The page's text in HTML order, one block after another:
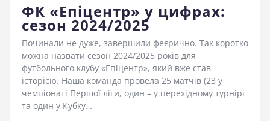
ФК «Епіцентр» у цифрах:
сезон 2024/2025
Починали не дуже, завершили феєрично. Так коротко
можна назвати сезон 2024/2025 років для
футбольного клубу «Епіцентр», який вже став
історією. Наша команда провела 25 матчів (23 у
чемпіонаті Першої ліги, один – у перехідному турнірі
та один у Кубку…